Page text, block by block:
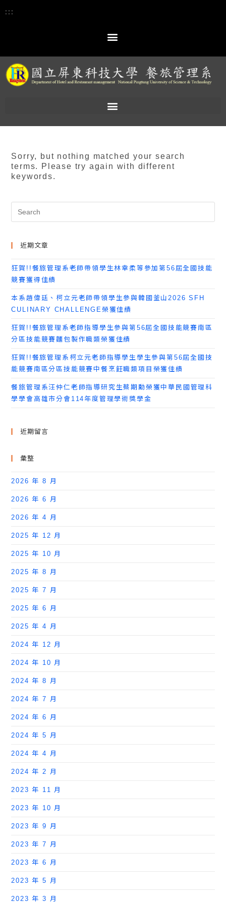
:::
Sorry, but nothing matched your search
terms. Please try again with different
keywords.
近期文章
狂賀!!餐旅管理系老師帶領學生林幸柔等參加第56屆全國技能
競賽獲得佳績
本系趙偉廷、柯立元老師帶領學生參與韓國釜山2026 SFH
CULINARY CHALLENGE榮獲佳績
狂賀!!餐旅管理系老師指導學生參與第56屆全國技能競賽南區
分區技能競賽麵包製作職類榮獲佳績
狂賀!!餐旅管理系柯立元老師指導學生學生參與第56屆全國技
能競賽南區分區技能競賽中餐烹飪職類項目榮獲佳績
餐旅管理系汪仲仁老師指導研究生蔡期勳榮獲中華民國管理科
學學會高雄市分會114年度管理學術獎學金
近期留言
彙整
2026 年 8 月
2026 年 6 月
2026 年 4 月
2025 年 12 月
2025 年 10 月
2025 年 8 月
2025 年 7 月
2025 年 6 月
2025 年 4 月
2024 年 12 月
2024 年 10 月
2024 年 8 月
2024 年 7 月
2024 年 6 月
2024 年 5 月
2024 年 4 月
2024 年 2 月
2023 年 11 月
2023 年 10 月
2023 年 9 月
2023 年 7 月
2023 年 6 月
2023 年 5 月
2023 年 3 月